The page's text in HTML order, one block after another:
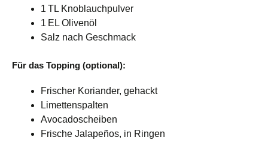
1 TL Knoblauchpulver
1 EL Olivenöl
Salz nach Geschmack
Für das Topping (optional):
Frischer Koriander, gehackt
Limettenspalten
Avocadoscheiben
Frische Jalapeños, in Ringen